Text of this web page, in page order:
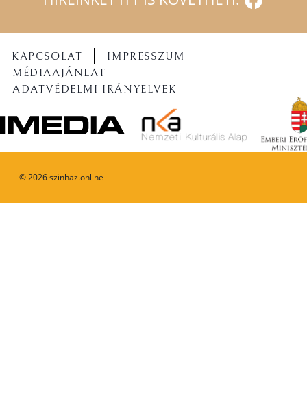
©2026szinhaz.online
KAPCSOLAT
IMPRESSZUM
MÉDIAAJÁNLAT
ADATVÉDELMI IRÁNYELVEK